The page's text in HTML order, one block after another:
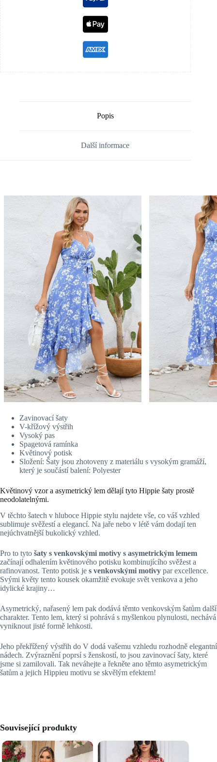
Popis
Další informace
Zavinovací šaty
V-křížový výstřih
Vysoký pas
Spagetová ramínka
Květinový potisk
Složení: Šaty jsou zhotoveny z materiálu s vysokým gramáží,
který je součástí balení: Polyester
Květinový vzor a asymetrický lem dělají tyto Hippie šaty prostě
neodolatelnými.
V těchto šatech v hluboce Hippie stylu najdete vše, co váš vzhled
sublimuje svěžestí a elegancí. Na jaře nebo v létě vám dodají ten
nejúchvatnější bukolický vzhled.
Pro to tyto šaty s venkovskými motivy s asymetrickým lemem
začínají odhalením květinového potisku kombinujícího svěžest a
rafinovanost. Tento potisk je s venkovskými motivy par excellence.
Svými květy tento kousek okamžitě evokuje svět venkova a jeho
idylické krajiny…
Asymetrický, nařasený lem pak dodává těmto venkovským šatům další
charakter. Tento lem, který si pohrává s myšlenkou plynulosti, nechává
vyniknout jisté formě lehkosti.
Jeho překřížený výstřih do V dodá vašemu vzhledu rozhodně elegantní
nádech. Zvýraznění poprsí s ženskostí, to jsou zavinovací šaty, které
jsme si zamilovali. Tak neváhejte a řekněte ano těmto asymetrickým
šatům a jejich Hippieu motivu se skvělým efektem!
Související produkty